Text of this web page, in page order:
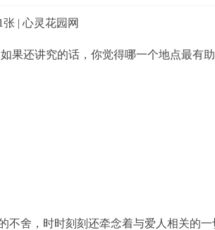
果还讲究的话，你觉得哪一个地点最有
舍，时时刻刻还牵念着与爱人相关的一